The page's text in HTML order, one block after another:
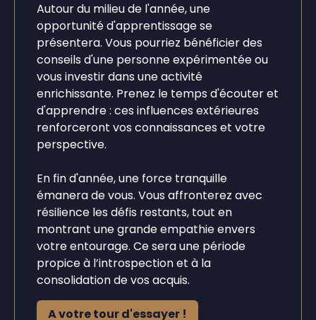
Autour du milieu de l'année, une
opportunité d'apprentissage se
présentera. Vous pourriez bénéficier des
conseils d'une personne expérimentée ou
vous investir dans une activité
enrichissante. Prenez le temps d'écouter et
d'apprendre : ces influences extérieures
renforceront vos connaissances et votre
perspective.
En fin d'année, une force tranquille
émanera de vous. Vous affronterez avec
résilience les défis restants, tout en
montrant une grande empathie envers
votre entourage. Ce sera une période
propice à l’introspection et à la
consolidation de vos acquis.
A votre tour d'essayer !